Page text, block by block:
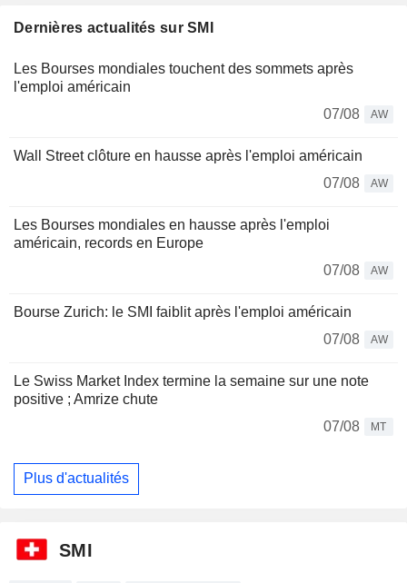
Dernières actualités sur SMI
Les Bourses mondiales touchent des sommets après
l'emploi américain
07/08
AW
Wall Street clôture en hausse après l'emploi américain
07/08
AW
Les Bourses mondiales en hausse après l'emploi
américain, records en Europe
07/08
AW
Bourse Zurich: le SMI faiblit après l'emploi américain
07/08
AW
Le Swiss Market Index termine la semaine sur une note
positive ; Amrize chute
07/08
MT
Plus d'actualités
SMI